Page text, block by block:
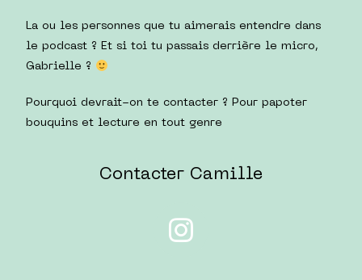
La ou les personnes que tu aimerais entendre dans
le podcast ? Et si toi tu passais derrière le micro,
Gabrielle ?
Pourquoi devrait-on te contacter ? Pour papoter
bouquins et lecture en tout genre
Contacter Camille